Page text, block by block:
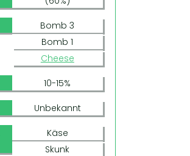
Bomb 3
Bomb 1
Cheese
10-15%
Unbekannt
Käse
Skunk